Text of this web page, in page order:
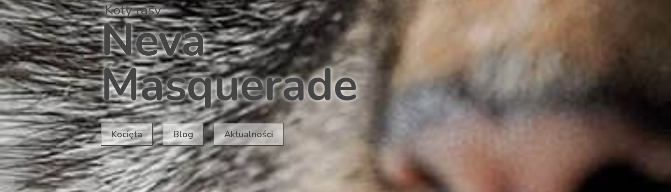
Koty rasy
Neva
Masquerade
Kocięta Blog Aktualności